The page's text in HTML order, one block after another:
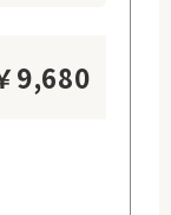
9,680